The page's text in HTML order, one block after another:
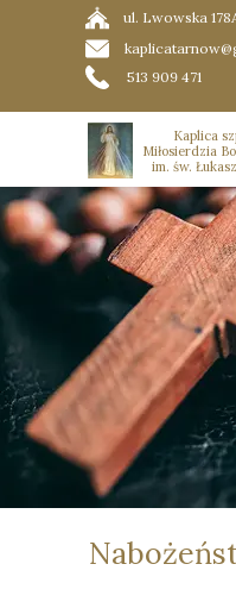
ul. Lwowska
513 909 471
Kaplica
Miłosierdzia
im. św.